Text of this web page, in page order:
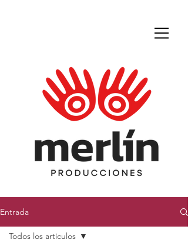
Entrada
Todos los artículos